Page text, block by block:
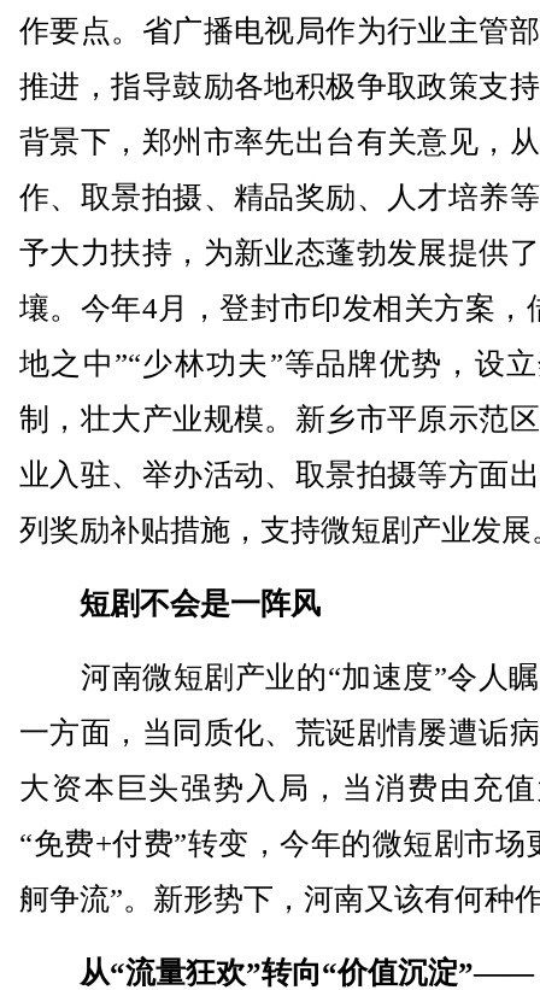
作要点。省广播电视局作为行业主管
推进，指导鼓励各地积极争取政策支
背景下，郑州市率先出台有关意见，
作、取景拍摄、精品奖励、人才培养
予大力扶持，为新业态蓬勃发展提供
壤。今年4月，登封市印发相关方案，
地之中”“少林功夫”等品牌优势，设
制，壮大产业规模。新乡市平原示范
业入驻、举办活动、取景拍摄等方面
列奖励补贴措施，支持微短剧产业发展
短剧不会是一阵风
河南微短剧产业的“加速度”令人
一方面，当同质化、荒诞剧情屡遭诟
大资本巨头强势入局，当消费由充
“免费+付费”转变，今年的微短剧市场
舸争流”。新形势下，河南又该有何种
从“流量狂欢”转向“价值沉淀”——